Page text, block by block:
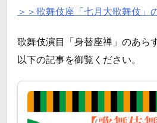
＞＞歌舞伎座「七月大歌舞伎」
歌舞伎演目「身替座禅」のあら
以下の記事を御覧ください。